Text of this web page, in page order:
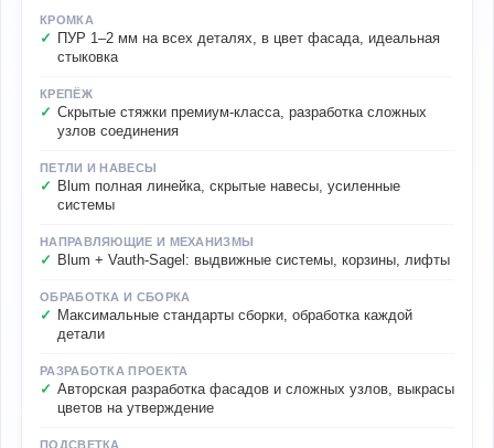
КРОМКА
ПУР 1–2 мм на всех деталях, в цвет фасада, идеальная
стыковка
КРЕПЁЖ
Скрытые стяжки премиум-класса, разработка сложных
узлов соединения
ПЕТЛИ И НАВЕСЫ
Blum полная линейка, скрытые навесы, усиленные
системы
НАПРАВЛЯЮЩИЕ И МЕХАНИЗМЫ
Blum + Vauth-Sagel: выдвижные системы, корзины, лифты
ОБРАБОТКА И СБОРКА
Максимальные стандарты сборки, обработка каждой
детали
РАЗРАБОТКА ПРОЕКТА
Авторская разработка фасадов и сложных узлов, выкрасы
цветов на утверждение
ПОДСВЕТКА